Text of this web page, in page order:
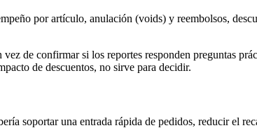
por artículo, anulación (voids) y reembolsos,
de confirmar si los reportes responden preguntas
de descuentos, no sirve para decidir.
soportar una entrada rápida de pedidos, reducir el